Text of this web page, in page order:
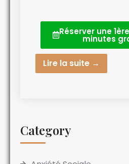
Réserver une
minutes
Lire la suite →
Category